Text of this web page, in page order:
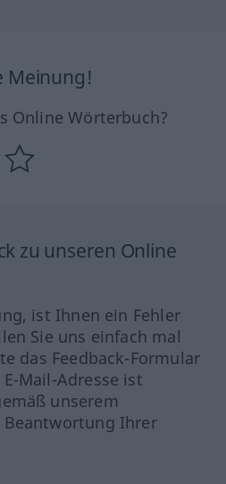
Meinung!
Online Wörterbuch?
zu unseren Online
ist Ihnen ein Fehler
Sie uns einfach mal
das Feedback-Formular
Mail-Adresse ist
unserem
Beantwortung Ihrer